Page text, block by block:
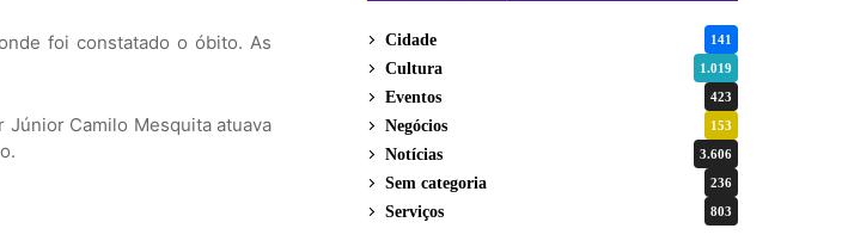
foi constatado o óbito. As
Júnior Camilo Mesquita atuava
Cidade 141
Cultura 1.019
Eventos 423
Negócios 153
Notícias 3.606
Sem categoria 236
Serviços 803